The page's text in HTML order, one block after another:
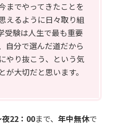
までやってきたことを
えるように日々取り組
受験は人生で最も重要
自分で選んだ道だから
やり抜こう、という気
大切だと思います。
22：00まで、年中無休で